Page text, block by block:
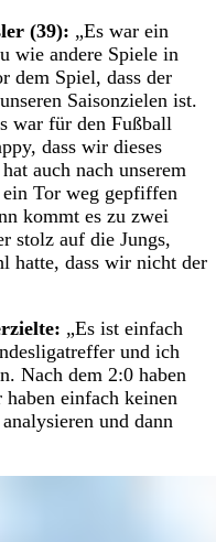
(39): „Es war ein
wie andere Spiele in
dem Spiel, dass der
Saisonzielen ist.
war für den Fußball
dass wir dieses
auch nach unserem
Tor weg gepfiffen
kommt es zu zwei
stolz auf die Jungs,
hatte, dass wir nicht der
„Es ist einfach
und ich
Nach dem 2:0 haben
einfach keinen
und dann